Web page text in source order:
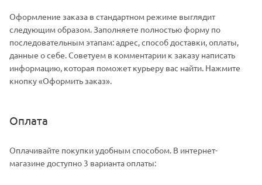
Оформление заказа в стандартном режиме выглядит
следующим образом. Заполняете полностью форму по
последовательным этапам: адрес, способ доставки, оплаты,
данные о себе. Советуем в комментарии к заказу написать
информацию, которая поможет курьеру вас найти. Нажмите
кнопку «Оформить заказ».
Оплата
Оплачивайте покупки удобным способом. В интернет-
магазине доступно 3 варианта оплаты: